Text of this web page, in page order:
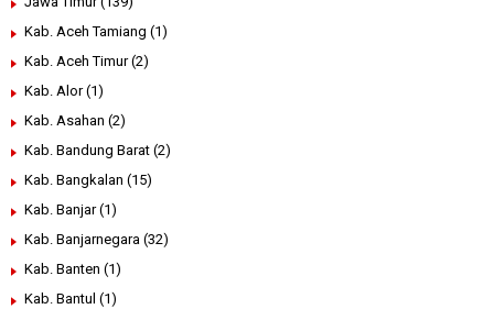
Kab. Aceh Tamiang (1)
Kab. Aceh Timur (2)
Kab. Alor (1)
Kab. Asahan (2)
Kab. Bandung Barat (2)
Kab. Bangkalan (15)
Kab. Banjar (1)
Kab. Banjarnegara (32)
Kab. Banten (1)
Kab. Bantul (1)